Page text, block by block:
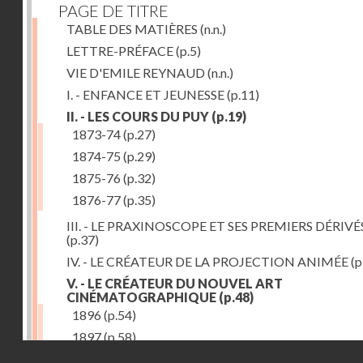
PAGE DE TITRE
TABLE DES MATIÈRES (n.n.)
LETTRE-PRÉFACE(p.5)
VIE D'EMILE REYNAUD (n.n.)
I. - ENFANCE ET JEUNESSE(p.11)
II. - LES COURS DU PUY (p.19)
1873-74(p.27)
1874-75 (p.29)
1875-76 (p.32)
1876-77(p.35)
III. - LE PRAXINOSCOPE ET SES PREMIERS
(p.37)
IV. - LE CRÉATEUR DE LA PROJECTION ANIMÉE
V. - LE CRÉATEUR DU NOUVEL ART
CINÉMATOGRAPHIQUE (p.48)
1896 (p.54)
1897(p.58)